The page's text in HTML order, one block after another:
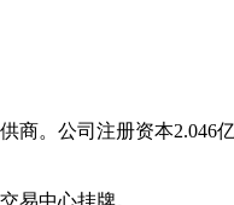
商。公司注册资本